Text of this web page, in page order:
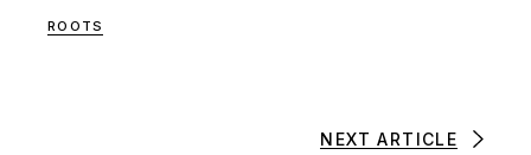
ROOTS
NEXT ARTICLE